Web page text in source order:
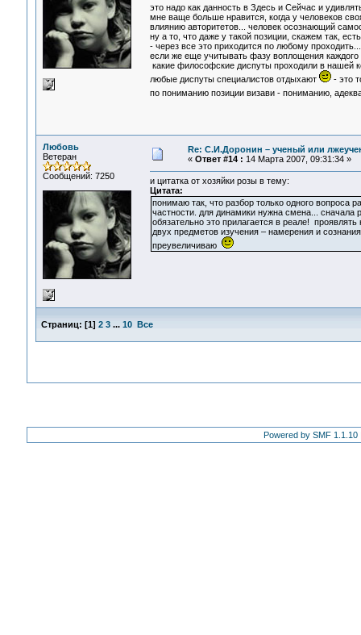
это надо как данность в Здесь и Сейчас и
мне ваще больше нравится, когда у человеков
влиянию авторитетов... человек осознающий
ну а то, что даже у такой позиции, скажем так,
- через все это приходится по любому проходить...
если же еще учитывать фазу воплощения каждого
какие философские диспуты проходили в нашей
любые диспуты специалистов отдыхают
- это
по пониманию позиции визави - пониманию,
Любовь
Ветеран
Сообщений: 7250
Re: С.И.Доронин – ученый или
« Ответ #14 : 14 Марта 2007, 09:31:34 »
и цитатка от хозяйки розы в тему:
Цитата:
понимаю так, что разбор только одного вопроса
частности. для динамики нужна смена... сначала
обязательно это прилагается в реале!
двух предметов изучения – намерения и
преувеличиваю
Страниц: [1] 2 3 ... 10 Все
Powered by SMF 1.1.10